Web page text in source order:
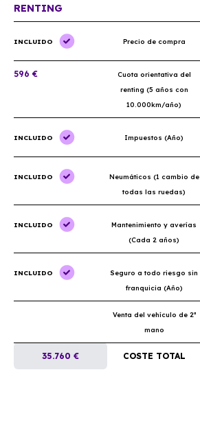
RENTING
INCLUIDO Precio de compra
596 €
Cuota orientativa del
renting (5 años con
10.000km/año)
INCLUIDO Impuestos (Año)
INCLUIDO
Neumáticos (1 cambio de
todas las ruedas)
INCLUIDO
Mantenimiento y averías
(Cada 2 años)
INCLUIDO
Seguro a todo riesgo sin
franquicia (Año)
Venta del vehículo de 2ª
mano
35.760 € COSTE TOTAL